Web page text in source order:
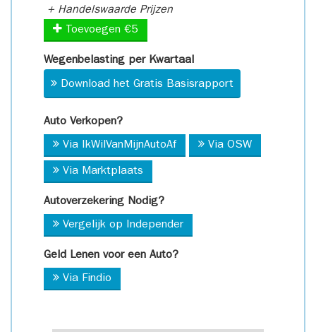
+ Handelswaarde Prijzen
Toevoegen €5
Wegenbelasting per Kwartaal
Download het Gratis Basisrapport
Auto Verkopen?
Via IkWilVanMijnAutoAf Via OSW
Via Marktplaats
Autoverzekering Nodig?
Vergelijk op Independer
Geld Lenen voor een Auto?
Via Findio